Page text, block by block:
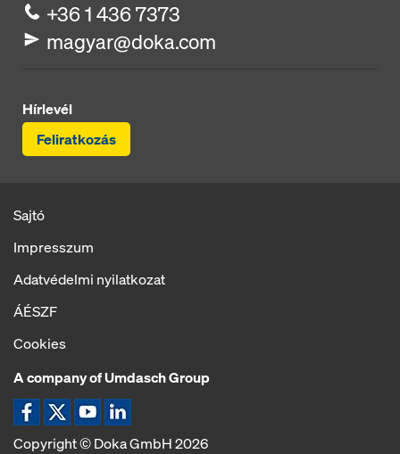
+36 1 436 7373
magyar@doka.com
Hírlevél
Feliratkozás
Sajtó
Impresszum
Adatvédelmi nyilatkozat
ÁÉSZF
Cookies
A company of Umdasch Group
Ikon Facebook
Ikon XIkon YouTube
Ikon LinkedIn
Copyright © Doka GmbH 2026